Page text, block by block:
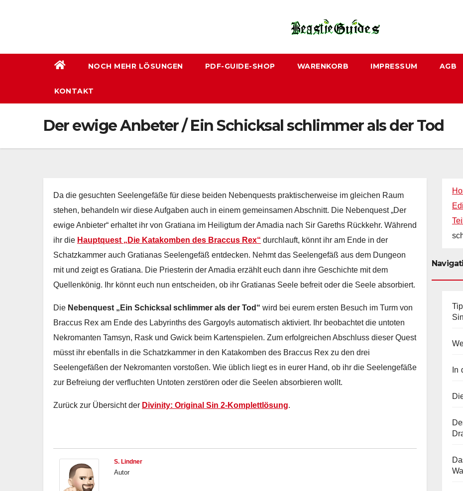
NOCH MEHR LÖSUNGEN PDF-GUIDE-SHOP WARENKORB IMPRESSUM AGB
KONTAKT
Der ewige Anbeter / Ein Schicksal schlimmer als der Tod
Da die gesuchten Seelengefäße für diese beiden Nebenquests praktischerweise im gleichen Raum
stehen, behandeln wir diese Aufgaben auch in einem gemeinsamen Abschnitt. Die Nebenquest „Der
ewige Anbieter“ erhaltet ihr von Gratiana im Heiligtum der Amadia nach Sir Gareths Rückkehr. Während
ihr die Hauptquest „Die Katakomben des Braccus Rex“ durchlauft, könnt ihr am Ende in der
Schatzkammer auch Gratianas Seelengefäß entdecken. Nehmt das Seelengefäß aus dem Dungeon
mit und zeigt es Gratiana. Die Priesterin der Amadia erzählt euch dann ihre Geschichte mit dem
Quellenkönig. Ihr könnt euch nun entscheiden, ob ihr Gratianas Seele befreit oder die Seele absorbiert.
Die Nebenquest „Ein Schicksal schlimmer als der Tod“ wird bei eurem ersten Besuch im Turm von
Braccus Rex am Ende des Labyrinths des Gargoyls automatisch aktiviert. Ihr beobachtet die untoten
Nekromanten Tamsyn, Rask und Gwick beim Kartenspielen. Zum erfolgreichen Abschluss dieser Quest
müsst ihr ebenfalls in die Schatzkammer in den Katakomben des Braccus Rex zu den drei
Seelengefäßen der Nekromanten vorstoßen. Wie üblich liegt es in eurer Hand, ob ihr die Seelengefäße
zur Befreiung der verfluchten Untoten zerstören oder die Seelen absorbieren wollt.
Zurück zur Übersicht der Divinity: Original Sin 2-Komplettlösung.
S. Lindner
Autor
In